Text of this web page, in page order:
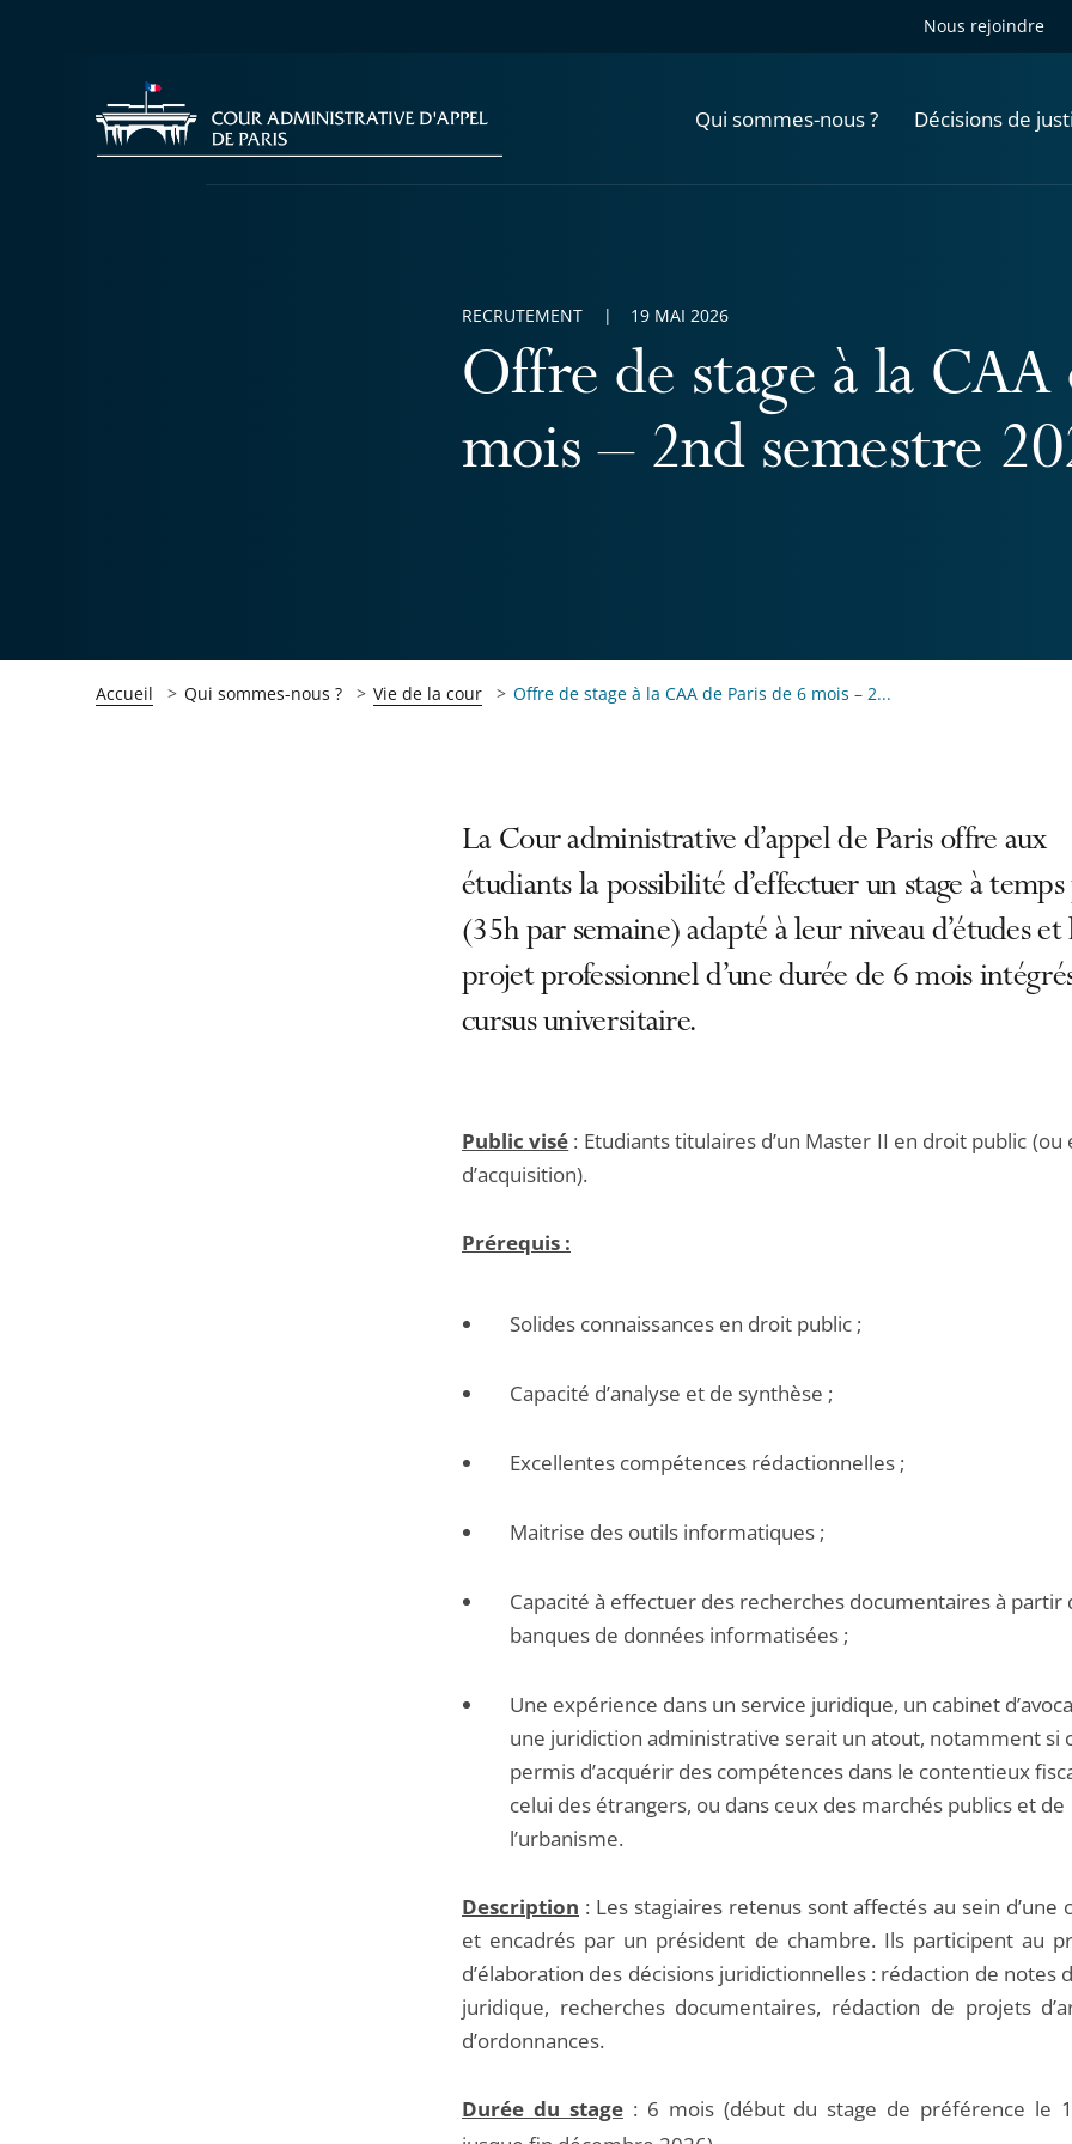
Nous rejoindre
Qui sommes-nous ? Décisions de
Offre de stage à la CAA
mois – 2nd semestre
RECRUTEMENT 19 MAI 2026
Accueil Qui sommes-nous ? Vie de la cour Offre de stage à la CAA de Paris de 6 mois – 2...
La Cour administrative d’appel de Paris offre aux
étudiants la possibilité d’effectuer un stage à
(35h par semaine) adapté à leur niveau d’études et
projet professionnel d’une durée de 6 mois
cursus universitaire.
Public visé : Etudiants titulaires d’un Master II en droit public (ou
d’acquisition).
Prérequis :
Solides connaissances en droit public ;
Capacité d’analyse et de synthèse ;
Excellentes compétences rédactionnelles ;
Maitrise des outils informatiques ;
Capacité à effectuer des recherches documentaires à partir
banques de données informatisées ;
Une expérience dans un service juridique, un cabinet
une juridiction administrative serait un atout, notamment si
permis d’acquérir des compétences dans le contentieux
celui des étrangers, ou dans ceux des marchés publics et de
l’urbanisme.
Description : Les stagiaires retenus sont affectés au sein d’une
et encadrés par un président de chambre. Ils participent au
d’élaboration des décisions juridictionnelles : rédaction de notes
juridique, recherches documentaires, rédaction de projets
d’ordonnances.
Durée du stage: 6 mois (début du stage de préférence le